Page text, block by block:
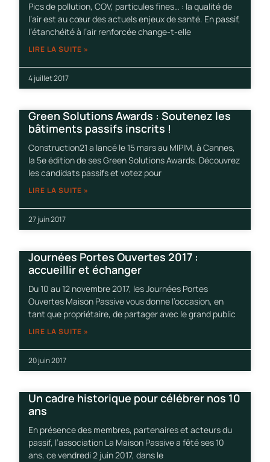
Pics de pollution, COV, particules fines… : la qualité de
l’air est au cœur des actuels enjeux de santé. En passif,
l’étanchéité à l’air renforcée change-t-elle
LIRE LA SUITE »
4 juillet 2017
Green Solutions Awards : Soutenez les
bâtiments passifs inscrits !
Construction21 a lancé le 15 mars au MIPIM, à Cannes,
la 5e édition de ses Green Solutions Awards. Découvrez
les candidats passifs et votez pour
LIRE LA SUITE »
27 juin 2017
Journées Portes Ouvertes 2017 :
accueillir et échanger
Du 10 au 12 novembre 2017, les Journées Portes
Ouvertes Maison Passive vous donne l’occasion, en
tant que propriétaire, de partager avec le grand public
LIRE LA SUITE »
20 juin 2017
Un cadre historique pour célébrer nos 10
ans
En présence des membres, partenaires et acteurs du
passif, l’association La Maison Passive a fêté ses 10
ans, ce vendredi 2 juin 2017, dans le